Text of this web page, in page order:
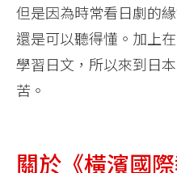
但是因為時常看日劇的
還是可以聽得懂。加上
學習日文，所以來到日
苦。
關於《橫濱國